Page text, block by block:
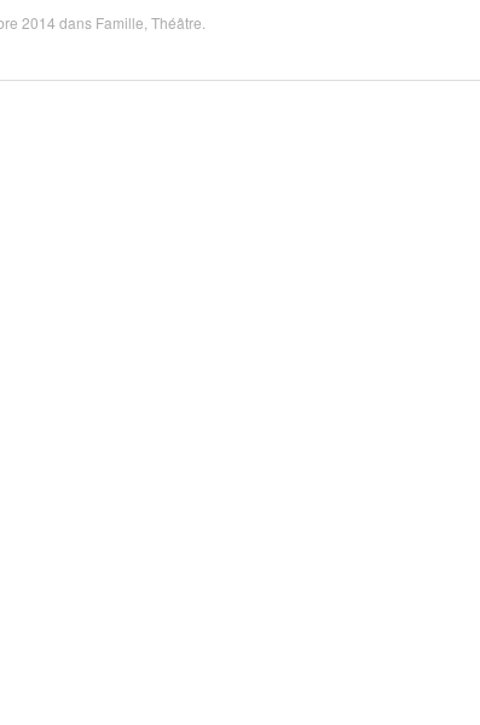
2014 dans Famille Théâtre